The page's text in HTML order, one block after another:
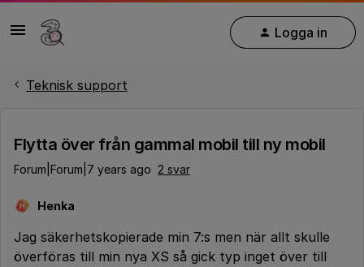
Logga in
Teknisk support
Flytta över från gammal mobil till ny mobil
Forum|Forum|7 years ago 2 svar
H Henka
Jag säkerhetskopierade min 7:s men när allt skulle
överföras till min nya XS så gick typ inget över till